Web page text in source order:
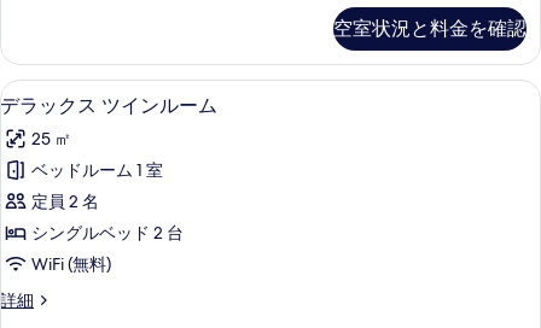
ム
ガ
ー
デ
ン
ビ
ュ
ー
の
ム
ツ
イ
ル
ー
ガ
ー
デ
ン
ビ
空室状況と料金を確認
デ
ラ
ッ
ク
ス
ツ
イ
ン
1 室のベッドルーム、高級寝具、羽
5
デラックス ツインルーム
25 ㎡
ベッドルーム 1 室
定員 2 名
シングルベッド 2 台
WiFi (無料)
詳細
デ